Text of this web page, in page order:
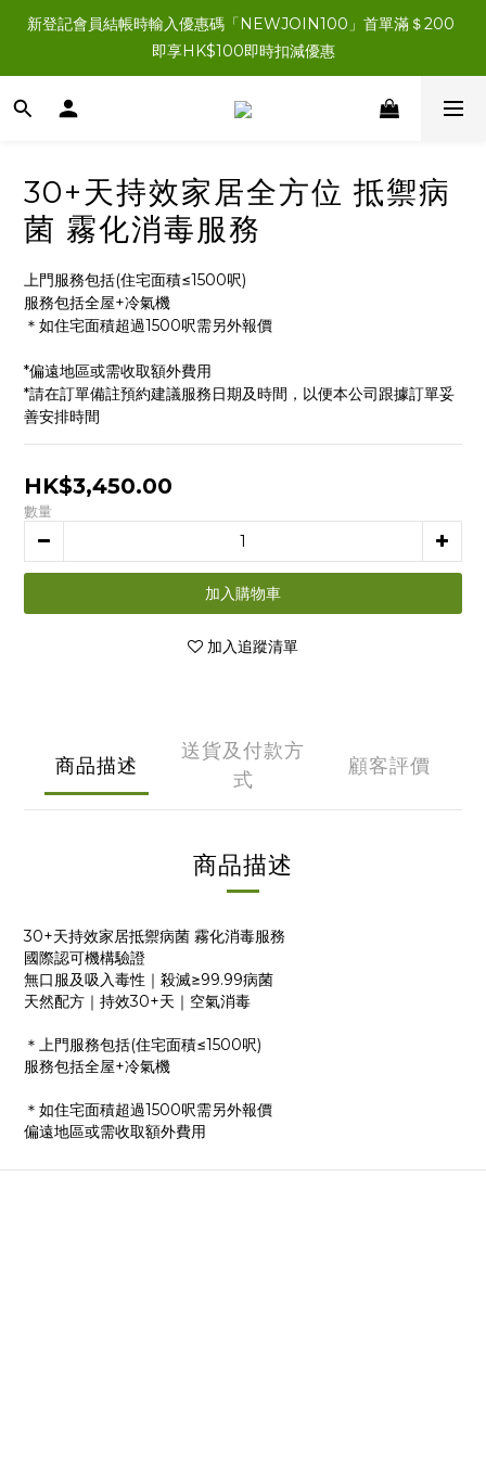
新登記會員結帳時輸入優惠碼「NEWJOIN100」首單滿＄200
即享HK$100即時扣減優惠
新登記會員結帳時輸入優惠碼「NEWJOIN100」首單滿＄200
即享HK$100即時扣減優惠
所有新登記會員即獲HK$200會員購物金
新登記會員結帳時輸入優惠碼「NEWJOIN100」首單滿＄200
即享HK$100即時扣減優惠
30+天持效家居全方位 抵禦病
菌 霧化消毒服務
上門服務包括(住宅面積≤1500呎)
服務包括全屋+冷氣機
＊如住宅面積超過1500呎需另外報價
*偏遠地區或需收取額外費用
*請在訂單備註預約建議服務日期及時間，以便本公司跟據訂單妥
善安排時間
HK$3,450.00
數量
加入購物車
加入追蹤清單
商品描述
送貨及付款方
式
顧客評價
商品描述
30+天持效家居抵禦病菌 霧化消毒服務
國際認可機構驗證
無口服及吸入毒性｜殺滅≥99.99病菌
天然配方｜持效30+天｜空氣消毒
＊上門服務包括(住宅面積≤1500呎)
服務包括全屋+冷氣機
＊如住宅面積超過1500呎需另外報價
偏遠地區或需收取額外費用